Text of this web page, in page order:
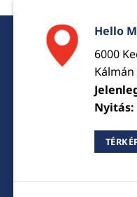
Hello
6000
Nyitás: